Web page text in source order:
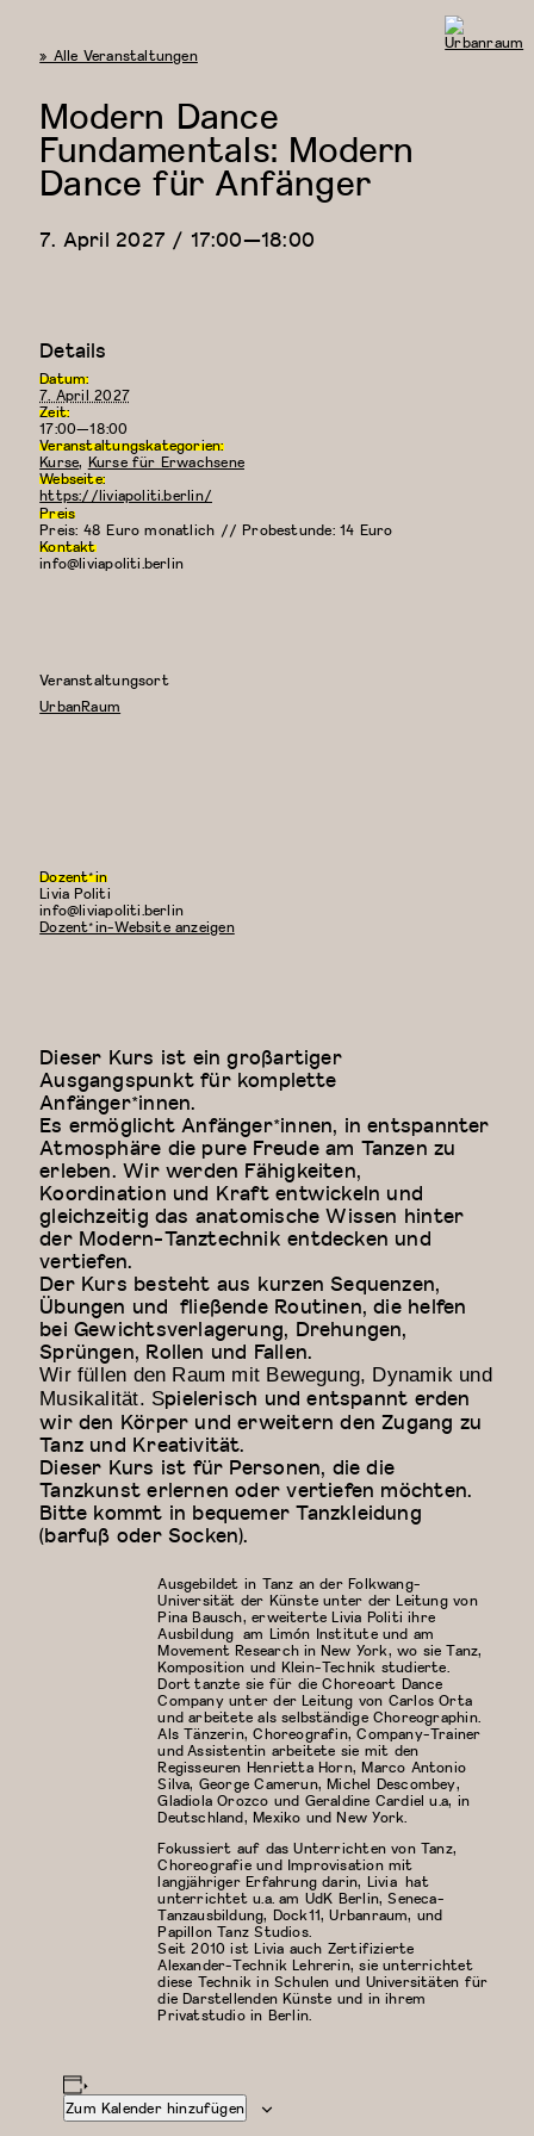
« Alle Veranstaltungen
Modern Dance
Fundamentals: Modern
Dance für Anfänger
7. April 2027 / 17:00—18:00
Dieser Kurs ist ein großartiger
Ausgangspunkt für komplette
Anfänger*innen.
Es ermöglicht Anfänger*innen, in entspannter
Atmosphäre die pure Freude am Tanzen zu
erleben. Wir werden Fähigkeiten,
Koordination und Kraft entwickeln und
gleichzeitig das anatomische Wissen hinter
der Modern-Tanztechnik entdecken und
vertiefen.
Der Kurs besteht aus kurzen Sequenzen,
Übungen und fließende Routinen, die helfen
bei Gewichtsverlagerung, Drehungen,
Sprüngen, Rollen und Fallen.
Wir füllen den Raum mit Bewegung, Dynamik und
Musikalität. Spielerisch und entspannt erden
wir den Körper und erweitern den Zugang zu
Tanz und Kreativität.
Dieser Kurs ist für Personen, die die
Tanzkunst erlernen oder vertiefen möchten.
Bitte kommt in bequemer Tanzkleidung
(barfuß oder Socken).
Zum Kalender hinzufügen
Details
Datum:
7. April 2027
Zeit:
17:00—18:00
Veranstaltungskategorien:
Kurse, Kurse für Erwachsene
Webseite:
https://liviapoliti.berlin/
Veranstaltungsort
UrbanRaum
Dozent*in
Livia Politi
E-
Mail:
info@liviapoliti.berlin
Dozent*in-Website anzeigen
Preis
Preis: 48 Euro monatlich // Probestunde: 14 Euro
Kontakt
info@liviapoliti.berlin
Ausgebildet in Tanz an der Folkwang-
Universität der Künste unter der Leitung von
Pina Bausch, erweiterte Livia Politi ihre
Ausbildung am Limón Institute und am
Movement Research in New York, wo sie Tanz,
Komposition und Klein-Technik studierte.
Dort tanzte sie für die Choreoart Dance
Company unter der Leitung von Carlos Orta
und arbeitete als selbständige Choreographin.
Als Tänzerin, Choreografin, Company-Trainer
und Assistentin arbeitete sie mit den
Regisseuren Henrietta Horn, Marco Antonio
Silva, George Camerun, Michel Descombey,
Gladiola Orozco und Geraldine Cardiel u.a, in
Deutschland, Mexiko und New York.
Fokussiert auf das Unterrichten von Tanz,
Choreografie und Improvisation mit
langjähriger Erfahrung darin, Livia hat
unterrichtet u.a. am UdK Berlin, Seneca-
Tanzausbildung, Dock11, Urbanraum, und
Papillon Tanz Studios.
Seit 2010 ist Livia auch Zertifizierte
Alexander-Technik Lehrerin, sie unterrichtet
diese Technik in Schulen und Universitäten für
die Darstellenden Künste und in ihrem
Privatstudio in Berlin.